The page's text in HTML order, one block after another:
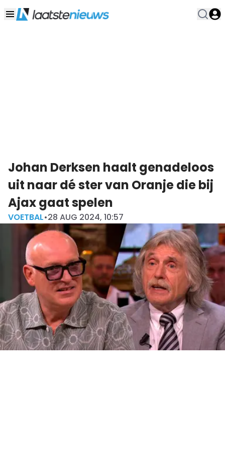
Johan Derksen haalt genadeloos
uit naar dé ster van Oranje die bij
Ajax gaat spelen
VOETBAL•28 AUG 2024, 10:57